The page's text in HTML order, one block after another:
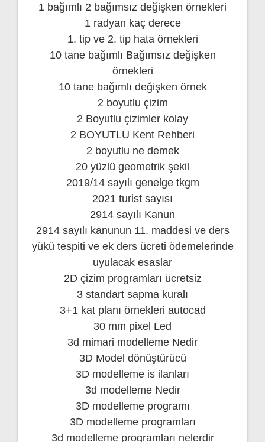
1 bağımlı 2 bağımsız değişken örnekleri
1 radyan kaç derece
1. tip ve 2. tip hata örnekleri
10 tane bağımlı Bağımsız değişken
örnekleri
10 tane bağımlı değişken örnek
2 boyutlu çizim
2 Boyutlu çizimler kolay
2 BOYUTLU Kent Rehberi
2 boyutlu ne demek
20 yüzlü geometrik şekil
2019/14 sayılı genelge tkgm
2021 turist sayısı
2914 sayılı Kanun
2914 sayılı kanunun 11. maddesi ve ders
yükü tespiti ve ek ders ücreti ödemelerinde
uyulacak esaslar
2D çizim programları ücretsiz
3 standart sapma kuralı
3+1 kat planı örnekleri autocad
30 mm pixel Led
3d mimari modelleme Nedir
3D Model dönüştürücü
3D modelleme is ilanları
3d modelleme Nedir
3D modelleme programı
3D modelleme programları
3d modelleme programları nelerdir